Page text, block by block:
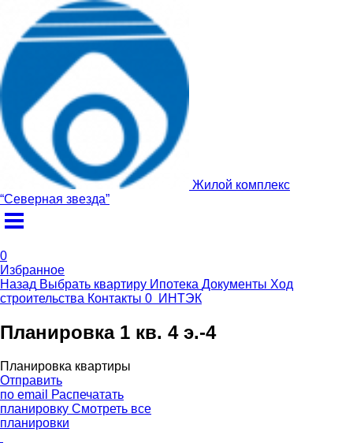
Жилой комплекс
“Северная звезда”
0
Избранное
Назад Выбрать квартиру Ипотека Документы Ход
строительства Контакты 0 ИНТЭК
Планировка 1 кв. 4 э.-4
Планировка квартиры
Отправить
по email
Распечатать
планировку Смотреть все
планировки